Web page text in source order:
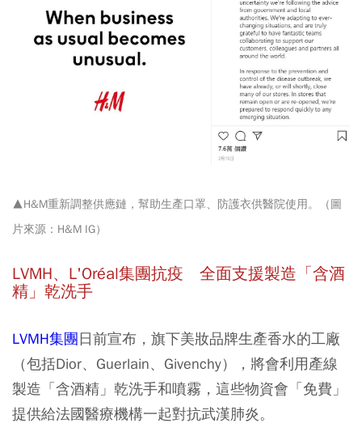
▲H&M重新調整供應鏈，幫助生產口罩、防護衣供醫院使用。（圖
片來源：H&M IG）
LVMH、L'Oréal集團抗疫 全面支援製造「含酒
精」乾洗手
LVMH集團日前宣布，旗下美妝品牌生產香水的工廠
（包括Dior、Guerlain、Givenchy），將會利用產線
製造「含酒精」乾洗手和噴霧，這些物資會「免費」
提供給法國醫療機構一起對抗武漢肺炎。